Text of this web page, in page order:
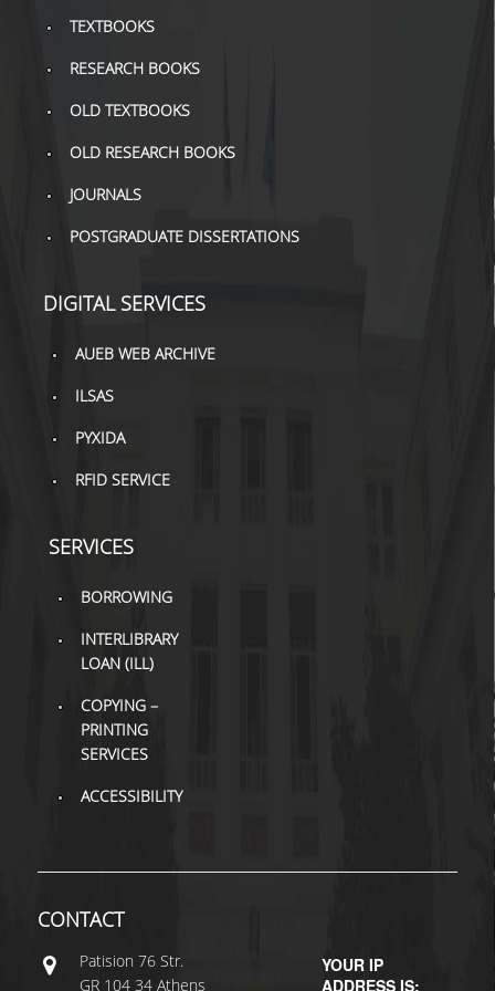
TEXTBOOKS
RESEARCH BOOKS
OLD TEXTBOOKS
OLD RESEARCH BOOKS
JOURNALS
POSTGRADUATE DISSERTATIONS
DIGITAL SERVICES
AUEB WEB ARCHIVE
ILSAS
PYXIDA
RFID SERVICE
SERVICES
BORROWING
INTERLIBRARY
LOAN (ILL)
COPYING –
PRINTING
SERVICES
ACCESSIBILITY
YOUR IP
ADDRESS IS:
CONTACT
Patisiοn 76 Str.
GR 104 34 Athens